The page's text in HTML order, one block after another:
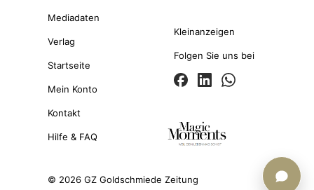
Mediadaten
Verlag
Startseite
Mein Konto
Kontakt
Hilfe & FAQ
Kleinanzeigen
Folgen Sie uns bei
© 2026 GZ Goldschmiede Zeitung